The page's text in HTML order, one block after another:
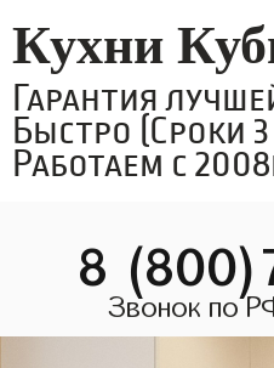
Кухни
Гарантия
Быстро (Сроки
Работаем с
8
Звонок по